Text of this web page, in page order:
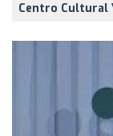
Centro Cultural